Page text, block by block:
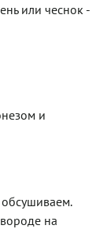
или чеснок -
и
на